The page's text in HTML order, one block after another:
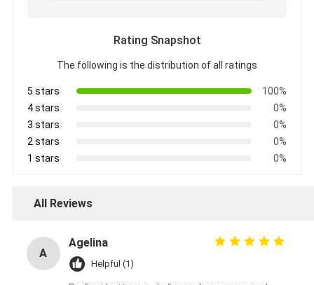
Rating Snapshot
The following is the distribution of all ratings
5 stars
100%
4 stars
0%
3 stars
0%
2 stars
0%
1 stars
0%
All Reviews
A
Agelina
Helpful (1)